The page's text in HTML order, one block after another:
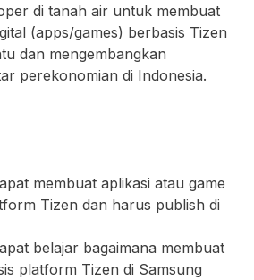
di tanah air untuk membuat
(apps/games) berbasis Tizen
dan mengembangkan
perekonomian di Indonesia.
membuat aplikasi atau game
Tizen dan harus publish di
belajar bagaimana membuat
platform Tizen di Samsung